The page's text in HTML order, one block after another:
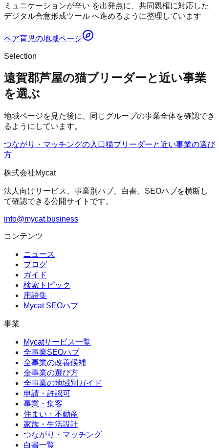
ミュニケーションが辛い を出発点に、共同親権に対応した
デジタル合意形成ツール へ進めるように整理しています
ペア育児の地域ページ
Selection
遠賀郡芦屋の猫ブリーダーと近い事業
を選ぶ
地域ページを見た後に、同じグループの事業全体を確認でき
るようにしています。
つながり・マッチングの入口猫ブリーダーと近い事業の選び
方
株式会社Mycat
法人向けサービス、事業別ハブ、白書、SEOハブを横断し
て確認できる公開サイトです。
info@mycat.business
コンテンツ
ニュース
ブログ
ガイド
検索トピック
用語集
Mycat SEOハブ
事業
Mycatサービス一覧
全事業SEOハブ
全事業の改善候補
全事業の選び方
全事業の地域別ガイド
申請・許認可
事業・集客
住まい・不動産
家族・生活設計
つながり・マッチング
白書一覧